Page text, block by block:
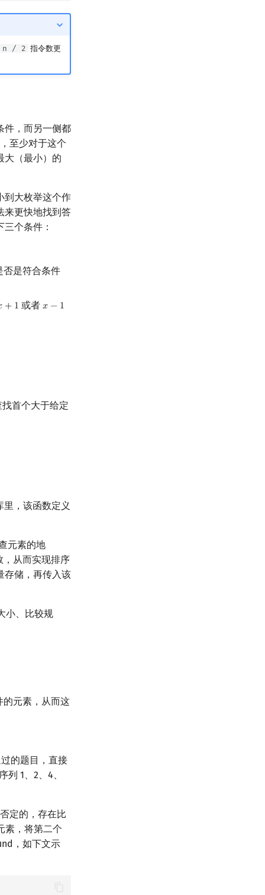
n / 2 指令数更
件，而另一侧都
，至少对于这个
大（最小）的
到大枚举这个作
来更快地找到答
个条件：
否是符合条件
+ 1
+1 或者 𝑥 − 1
x− 1
找首个大于给定
里，该函数定义
元素的地
，从而实现排序
存储，再传入该
小、比较规
的元素，从而这
的题目，直接
1、2、4、
定的，存在比
素，将第二个
，如下文示